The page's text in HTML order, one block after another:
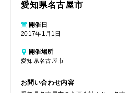
愛知県名古屋市
開催日
2017年1月1日
開催場所
愛知県名古屋市
お問い合わせ内容